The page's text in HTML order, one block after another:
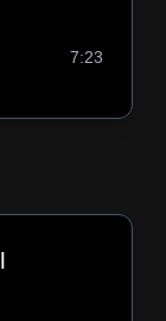
7:23